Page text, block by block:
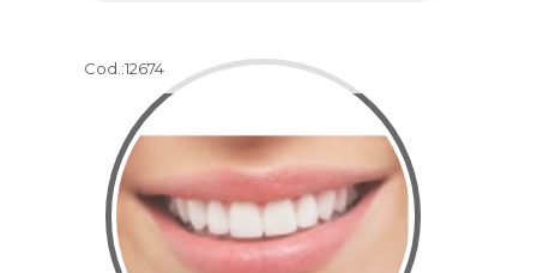
Cod.:12674